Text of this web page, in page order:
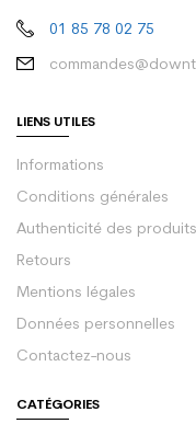
01 85 78 02 75
LIENS UTILES
Informations
Conditions générales
Authenticité des produits
Retours
Mentions légales
Données personnelles
Contactez-nous
CATÉGORIES